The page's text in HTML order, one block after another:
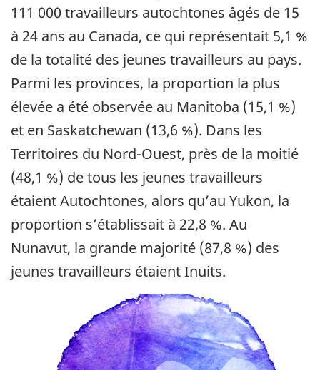
111 000 travailleurs autochtones âgés de 15
à 24 ans au Canada, ce qui représentait 5,1 %
de la totalité des jeunes travailleurs au pays.
Parmi les provinces, la proportion la plus
élevée a été observée au Manitoba (15,1 %)
et en Saskatchewan (13,6 %). Dans les
Territoires du Nord-Ouest, près de la moitié
(48,1 %) de tous les jeunes travailleurs
étaient Autochtones, alors qu’au Yukon, la
proportion s’établissait à 22,8 %. Au
Nunavut, la grande majorité (87,8 %) des
jeunes travailleurs étaient Inuits.